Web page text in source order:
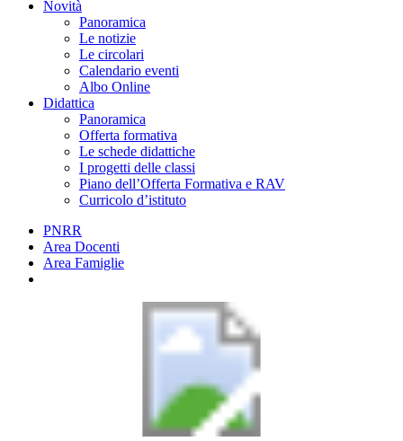
Novità
Panoramica
Le notizie
Le circolari
Calendario eventi
Albo Online
Didattica
Panoramica
Offerta formativa
Le schede didattiche
I progetti delle classi
Piano dell’Offerta Formativa e RAV
Curricolo d’istituto
PNRR
Area Docenti
Area Famiglie